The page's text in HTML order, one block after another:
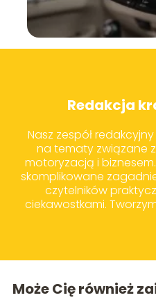
Redakcja
Nasz zespół
na tematy związane
motoryzacją i
skomplikowane
czytelników
ciekawostkami.
Może Cię również